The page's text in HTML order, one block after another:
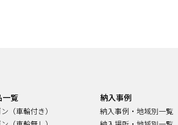
一覧
（車輪付き）
納入事例
納入事例・地域別一覧